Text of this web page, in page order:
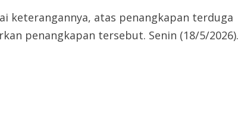
keterangannya, atas penangkapan terduga
penangkapan tersebut. Senin (18/5/2026).